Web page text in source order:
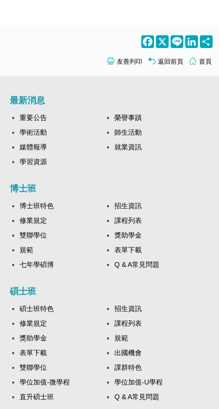
Facebook
X Line
友善列印 返回前頁 首頁
最新消息
重要公告
榮譽事蹟
學術活動
師生活動
媒體報導
就業資訊
學習資源
博士班
博士班特色
招生資訊
修業規定
課程列表
雙聯學位
獎助學金
規範
表單下載
七年學碩博
Q & A常見問題
碩士班
碩士班特色
招生資訊
修業規定
課程列表
獎助學金
規範
表單下載
出國機會
雙聯學位
課群特色
學位加值-微學程
學位加值-U學程
直升碩士班
Q & A常見問題